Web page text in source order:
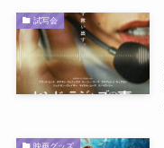
試写会
映画グッズ